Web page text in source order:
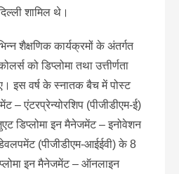
शामिल थे।
शैक्षणिक कार्यक्रमों के अंतर्गत
को डिप्लोमा तथा उत्तीर्णता
इस वर्ष के स्नातक बैच में पोस्ट
– एंटरप्रेन्योरशिप (पीजीडीएम-ई)
डिप्लोमा इन मैनेजमेंट – इनोवेशन
(पीजीडीएम-आईईवी) के 8
इन मैनेजमेंट – ऑनलाइन